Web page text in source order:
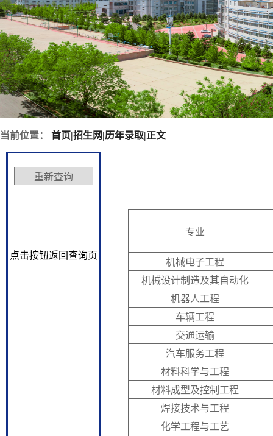
当前位置： 首页|招生网|历年录取|正文
点击按钮返回查询页
专业
机械电子工程
机械设计制造及其自动化
机器人工程
车辆工程
交通运输
汽车服务工程
材料科学与工程
材料成型及控制工程
焊接技术与工程
化学工程与工艺